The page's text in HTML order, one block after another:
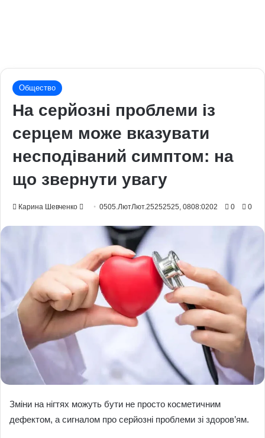
Общество
На серйозні проблеми із
серцем може вказувати
несподіваний симптом: на
що звернути увагу
Карина Шевченко
Send0505.ЛютЛют.25252525, 0808:0202 0 0
Зміни на нігтях можуть бути не просто косметичним
дефектом, а сигналом про серйозні проблеми зі здоров’ям.